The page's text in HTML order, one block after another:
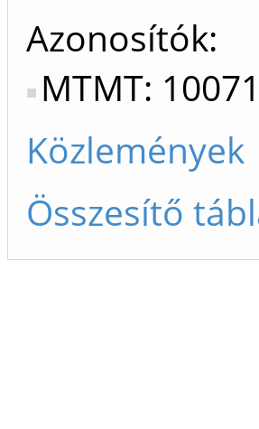
Azonosítók
MTMT:
Közlemények
Összesítő